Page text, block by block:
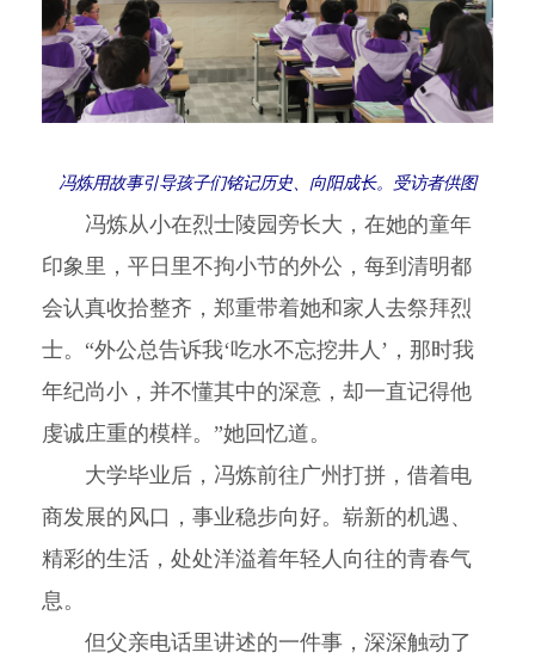
冯炼用故事引导孩子们铭记历史、向阳成长。受访者供图
冯炼从小在烈士陵园旁长大，在她的童年
印象里，平日里不拘小节的外公，每到清明都
会认真收拾整齐，郑重带着她和家人去祭拜烈
士。“外公总告诉我‘吃水不忘挖井人’，那时我
年纪尚小，并不懂其中的深意，却一直记得他
虔诚庄重的模样。”她回忆道。
大学毕业后，冯炼前往广州打拼，借着电
商发展的风口，事业稳步向好。崭新的机遇、
精彩的生活，处处洋溢着年轻人向往的青春气
息。
但父亲电话里讲述的一件事，深深触动了